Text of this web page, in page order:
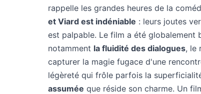
rappelle les grandes heures de la
et Viard est indéniable : leurs joutes
est palpable. Le film a été globalement
notamment la fluidité des dialogues, le
capturer la magie fugace d'une
légèreté qui frôle parfois la
assumée que réside son charme. Un